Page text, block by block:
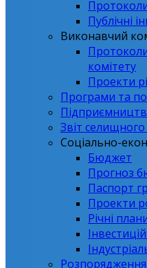
Публічні
Виконавчий
комітету
Проекти
Програми та
Звіт
Соціально-
Бюджет
Прогноз
Паспорт
Проекти
Річні
Розпорядження